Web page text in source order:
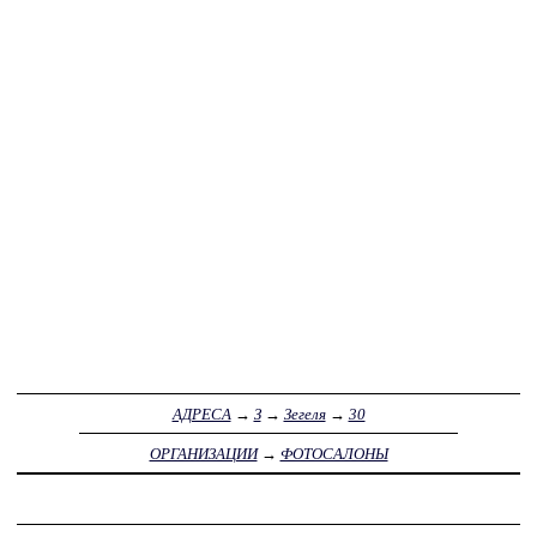
АДРЕСА → З→ Зегеля→ 30
ОРГАНИЗАЦИИ→ ФОТОСАЛОНЫ